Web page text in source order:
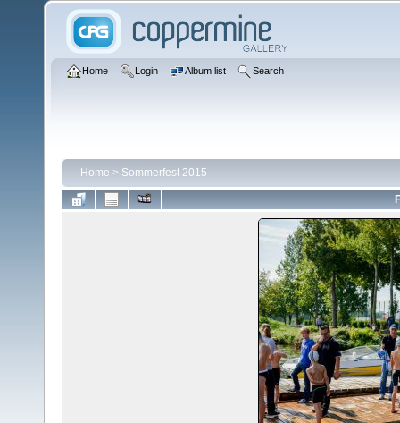
Home Login Album list Search
Home > Sommerfest 2015